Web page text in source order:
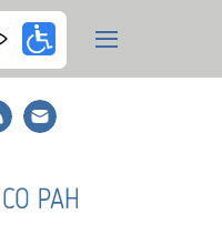
E-
mail
подписка